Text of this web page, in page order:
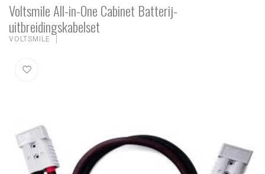
Voltsmile All-in-One Cabinet Batterij-
uitbreidingskabelset
VOLTSMILE